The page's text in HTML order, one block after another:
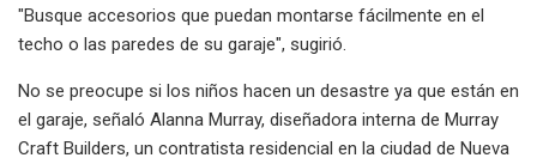
"Busque accesorios que puedan montarse fácilmente en el
techo o las paredes de su garaje", sugirió.
No se preocupe si los niños hacen un desastre ya que están en
el garaje, señaló Alanna Murray, diseñadora interna de Murray
Craft Builders, un contratista residencial en la ciudad de Nueva